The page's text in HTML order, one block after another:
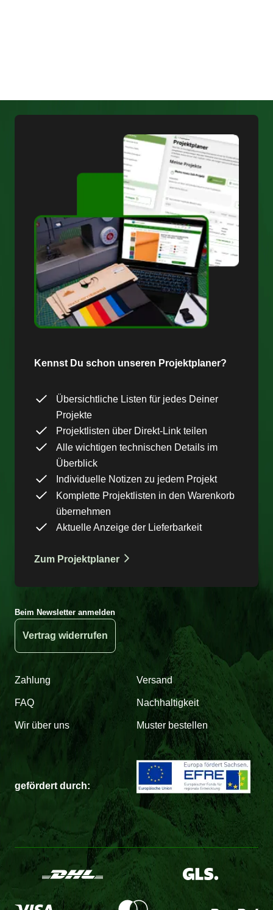
Kennst Du schon unseren Projektplaner?
Übersichtliche Listen für jedes Deiner
Projekte
Projektlisten über Direkt-Link teilen
Alle wichtigen technischen Details im
Überblick
Individuelle Notizen zu jedem Projekt
Komplette Projektlisten in den Warenkorb
übernehmen
Aktuelle Anzeige der Lieferbarkeit
Zum Projektplaner
Beim Newsletter anmelden
Vertrag widerrufen
Zahlung Versand
FAQ Nachhaltigkeit
Wir über uns Muster bestellen
gefördert durch: